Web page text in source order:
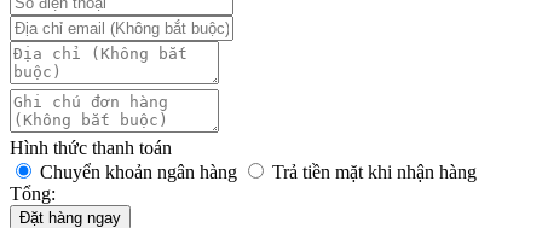
Hình thức thanh toán
Chuyển khoản ngân hàng
Trả tiền mặt khi nhận hàng
Tổng:
Đặt hàng ngay